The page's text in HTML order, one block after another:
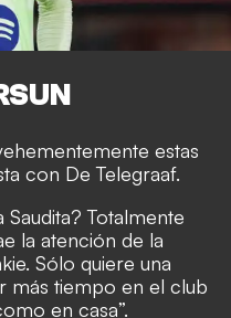
estas
con De Telegraaf.
Totalmente
la atención de la
Sólo quiere una
más tiempo en el club
en casa”.